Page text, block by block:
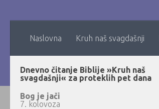
Naslovna Kruh naš svagdašnji
Dnevno čitanje Biblije »Kruh naš
svagdašnji« za proteklih pet dana
Bog je jači
7. kolovoza